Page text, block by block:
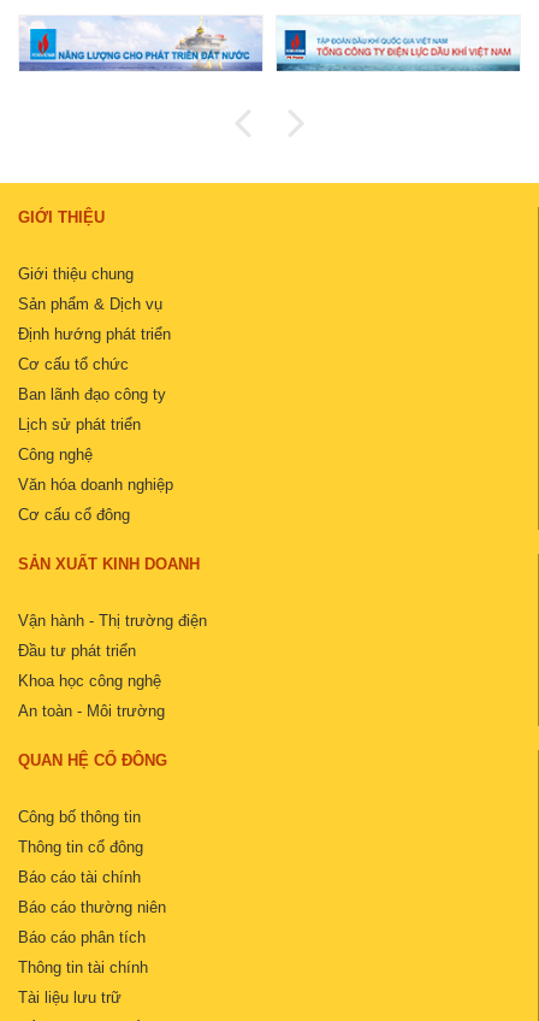
GIỚI THIỆU
Giới thiệu chung
Sản phẩm & Dịch vụ
Định hướng phát triển
Cơ cấu tổ chức
Ban lãnh đạo công ty
Lịch sử phát triển
Công nghệ
Văn hóa doanh nghiệp
Cơ cấu cổ đông
SẢN XUẤT KINH DOANH
Vận hành - Thị trường điện
Đầu tư phát triển
Khoa học công nghệ
An toàn - Môi trường
QUAN HỆ CỔ ĐÔNG
Công bố thông tin
Thông tin cổ đông
Báo cáo tài chính
Báo cáo thường niên
Báo cáo phân tích
Thông tin tài chính
Tài liệu lưu trữ